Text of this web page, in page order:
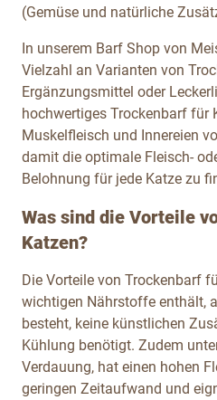
(Gemüse und natürliche
In unserem Barf Shop von
Vielzahl an Varianten von
Ergänzungsmittel oder
hochwertiges Trockenbarf für
Muskelfleisch und Innereien
damit die optimale Fleisch-
Belohnung für jede Katze zu
Was sind die Vorteile
Katzen?
Die Vorteile von Trockenbarf
wichtigen Nährstoffe enthält,
besteht, keine künstlichen
Kühlung benötigt. Zudem
Verdauung, hat einen hohen
geringen Zeitaufwand und